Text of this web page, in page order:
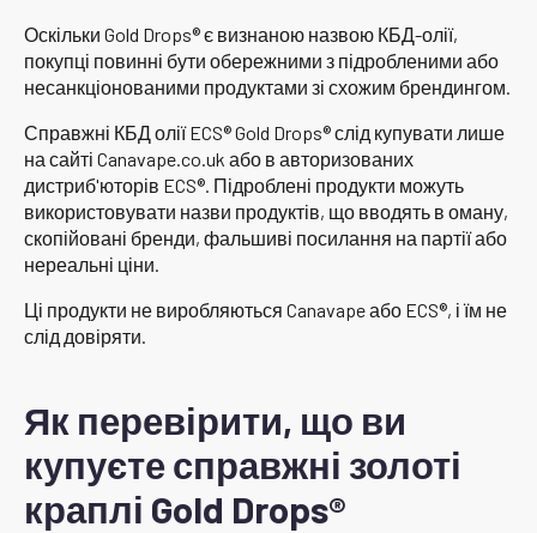
Оскільки Gold Drops® є визнаною назвою КБД-олії,
покупці повинні бути обережними з підробленими або
несанкціонованими продуктами зі схожим брендингом.
Справжні КБД олії ECS® Gold Drops® слід купувати лише
на сайті Canavape.co.uk або в авторизованих
дистриб'юторів ECS®. Підроблені продукти можуть
використовувати назви продуктів, що вводять в оману,
скопійовані бренди, фальшиві посилання на партії або
нереальні ціни.
Ці продукти не виробляються Canavape або ECS®, і їм не
слід довіряти.
Як перевірити, що ви
купуєте справжні золоті
краплі Gold Drops®